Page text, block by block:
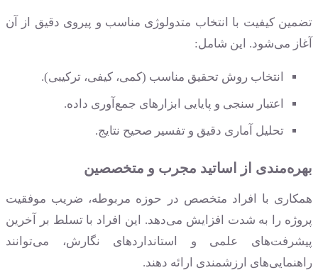
تضمین کیفیت با انتخاب متدولوژی مناسب و پیروی دقیق از آن
آغاز می‌شود. این شامل:
انتخاب روش تحقیق مناسب (کمی، کیفی، ترکیبی).
اعتبار سنجی و پایایی ابزارهای جمع‌آوری داده.
تحلیل آماری دقیق و تفسیر صحیح نتایج.
بهره‌مندی از اساتید مجرب و متخصصین
همکاری با افراد متخصص در حوزه مربوطه، ضریب موفقیت
پروژه را به شدت افزایش می‌دهد. این افراد با تسلط بر آخرین
پیشرفت‌های علمی و استانداردهای نگارش، می‌توانند
راهنمایی‌های ارزشمندی ارائه دهند.